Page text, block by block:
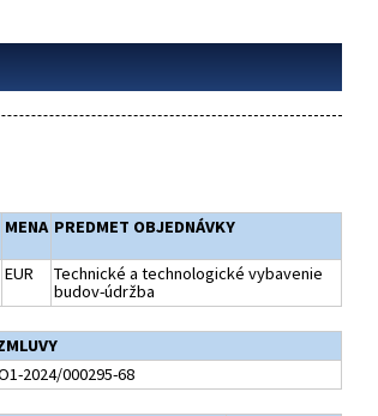
MENA PREDMET OBJEDNÁVKY
EUR
Technické a technologické vybavenie
budov-údržba
2024/000295-68